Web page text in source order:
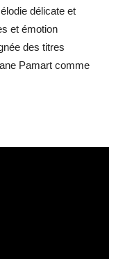
délicate et
et émotion
des titres
Pamart comme